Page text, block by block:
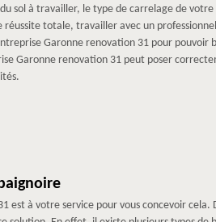
sol à travailler, le type de carrelage de
réussite totale, travailler avec un
Garonne renovation 31 pour
Garonne renovation 31 peut poser
à votre service pour vous concevoir cela.